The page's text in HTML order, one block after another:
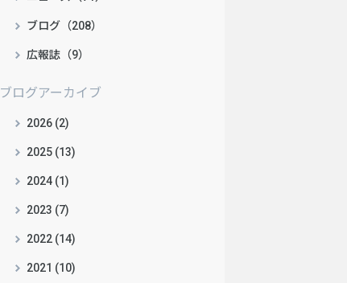
ブログ（208）
広報誌（9）
ブログアーカイブ
2026 (2)
2025 (13)
2024 (1)
2023 (7)
2022 (14)
2021 (10)